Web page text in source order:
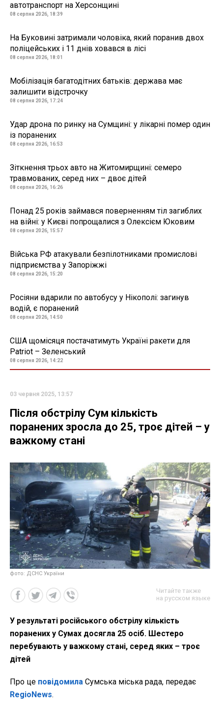
автотранспорт на Херсонщині
08 серпня 2026, 18:39
На Буковині затримали чоловіка, який поранив двох
поліцейських і 11 днів ховався в лісі
08 серпня 2026, 18:01
Мобілізація багатодітних батьків: держава має
залишити відстрочку
08 серпня 2026, 17:24
Удар дрона по ринку на Сумщині: у лікарні помер один
із поранених
08 серпня 2026, 16:53
Зіткнення трьох авто на Житомирщині: семеро
травмованих, серед них – двоє дітей
08 серпня 2026, 16:26
Понад 25 років займався поверненням тіл загиблих
на війні: у Києві попрощалися з Олексієм Юковим
08 серпня 2026, 15:57
Війська РФ атакували безпілотниками промислові
підприємства у Запоріжжі
08 серпня 2026, 15:20
Росіяни вдарили по автобусу у Нікополі: загинув
водій, є поранений
08 серпня 2026, 14:50
США щомісяця постачатимуть Україні ракети для
Patriot – Зеленський
08 серпня 2026, 14:22
03 червня 2025, 13:57
Після обстрілу Сум кількість
поранених зросла до 25, троє дітей – у
важкому стані
фото: ДСНС України
Читайте также
на русском языке
У результаті російського обстрілу кількість
поранених у Сумах досягла 25 осіб. Шестеро
перебувають у важкому стані, серед яких – троє
дітей
Про це повідомила Сумська міська рада, передає
RegioNews.